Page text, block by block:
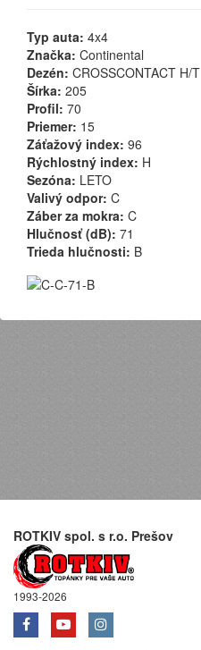
Typ auta: 4x4
Značka: Continental
Dezén: CROSSCONTACT H/T
Šírka: 205
Profil: 70
Priemer: 15
Záťažový index: 96
Rýchlostný index: H
Sezóna: LETO
Valivý odpor: C
Záber za mokra: C
Hlučnosť (dB): 71
Trieda hlučnosti: B
ROTKIV spol. s r.o. Prešov
1993-2026